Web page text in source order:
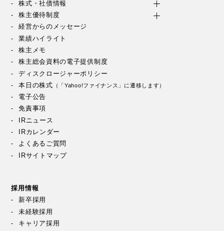
株式・社債情報
株主優待制度
経営からのメッセージ
業績ハイライト
株主メモ
株主総会資料の電子提供制度
ディスクロージャーポリシー
本日の株式 （「Yahoo!ファイナンス」に遷移します）
電子公告
免責事項
IRニュース
IRカレンダー
よくあるご質問
IRサイトマップ
採用情報
新卒採用
未経験採用
キャリア採用